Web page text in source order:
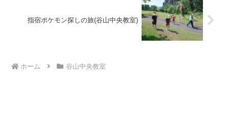
指宿ポケモン探しの旅(谷山中央教室)
ホーム 谷山中央教室